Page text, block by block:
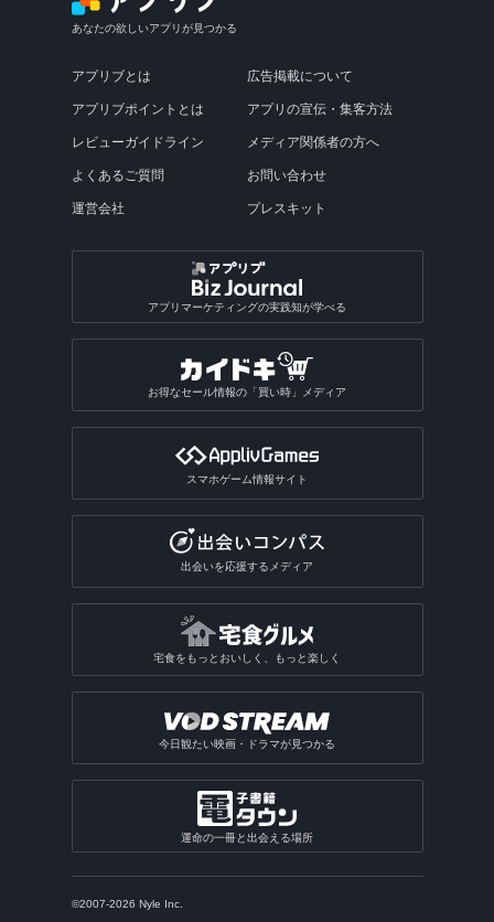
あなたの欲しいアプリが見つかる
アプリブとは
アプリブポイントとは
レビューガイドライン
よくあるご質問
運営会社
広告掲載について
アプリの宣伝・集客方法
メディア関係者の方へ
お問い合わせ
プレスキット
アプリマーケティングの実践知が学べる
お得なセール情報の「買い時」メディア
スマホゲーム情報サイト
出会いを応援するメディア
宅食をもっとおいしく、もっと楽しく
今日観たい映画・ドラマが見つかる
運命の一冊と出会える場所
©2007-2026 Nyle Inc.